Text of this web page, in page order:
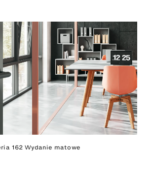
162 Wydanie matowe